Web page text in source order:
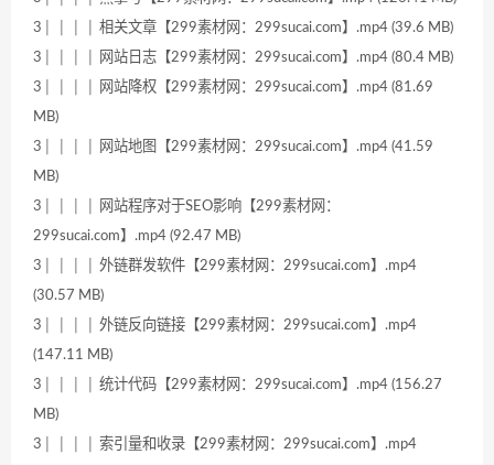
3│ │ │ │ 相关文章【299素材网：299sucai.com】.mp4 (39.6 MB)
3│ │ │ │ 网站日志【299素材网：299sucai.com】.mp4 (80.4 MB)
3│ │ │ │ 网站降权【299素材网：299sucai.com】.mp4 (81.69
MB)
3│ │ │ │ 网站地图【299素材网：299sucai.com】.mp4 (41.59
MB)
3│ │ │ │ 网站程序对于SEO影响【299素材网：
299sucai.com】.mp4 (92.47 MB)
3│ │ │ │ 外链群发软件【299素材网：299sucai.com】.mp4
(30.57 MB)
3│ │ │ │ 外链反向链接【299素材网：299sucai.com】.mp4
(147.11 MB)
3│ │ │ │ 统计代码【299素材网：299sucai.com】.mp4 (156.27
MB)
3│ │ │ │ 索引量和收录【299素材网：299sucai.com】.mp4